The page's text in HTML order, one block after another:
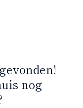
nog